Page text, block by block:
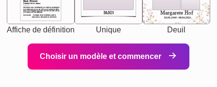
Best Friend
[<NAME>] Noun, feminie
Synonyms: Soulmate, closet confidante, sister at
heart person, life partner in adventure.
The person who understands you without explanation
you accepts just as you are. She's your partner in life's,
chaos your biggest supporter, and the one with whom
you share your best memories.
Affiche de définition
PARIS
Unique
Margarete Hof
02.05.1940 - 08.04.2021
Deuil
Choisir un modèle et commencer